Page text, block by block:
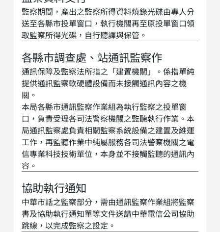
監察期間，產出之監察所得資料燒錄光碟由專人分
送至各縣市投單窗口，執行機關再至原投單窗口領
取監察所得光碟，自行聽譯與保管。
各縣市調查處、站通訊監察作
通訊保障及監察法所指之「建置機關」。係指單純
提供通訊監察軟硬體設備而未接觸通訊內容之機
關。
本局各縣市通訊監察作業組為執行監察之投單窗
口，負責受理各司法警察機關之監聽執行作業。本
局通訊監察處負責相關監察系統設備之建置及維運
工作，再監聽作業中純屬服務各司法警察機關之電
信專業科技技術單位，本身並不接觸監聽的通訊內
容。
協助執行通知
中華市話之監察部分，需由通訊監察作業組將監察
書及協助執行通知單等文件送請中華電信公司協助
跳線，以完成監察之設定。